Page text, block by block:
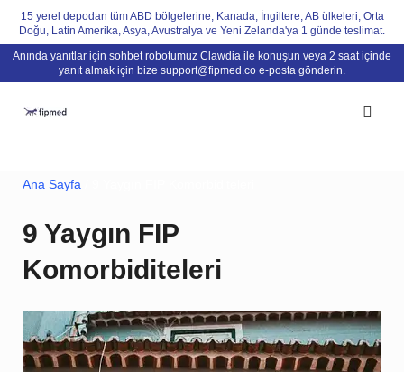
Skip
content
15 yerel depodan tüm ABD bölgelerine, Kanada, İngiltere, AB ülkeleri, Orta
Doğu, Latin Amerika, Asya, Avustralya ve Yeni Zelanda'ya 1 günde teslimat.
Anında yanıtlar için sohbet robotumuz Clawdia ile konuşun veya 2 saat içinde
yanıt almak için bize support@fipmed.co e-posta gönderin.
Ana Sayfa
9 Yaygın FIP
Komorbiditeleri